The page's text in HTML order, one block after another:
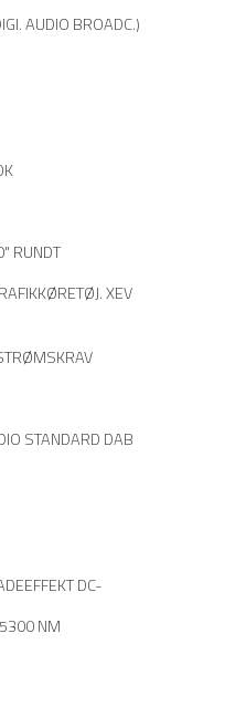
AUDIO BROADC.)
RUNDT
XEV
STANDARD DAB
DC-
NM